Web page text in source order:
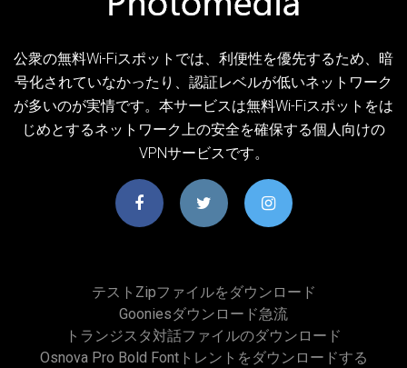
公衆の無料Wi-Fiスポットでは、利便性を優先するため、暗
号化されていなかったり、認証レベルが低いネットワーク
が多いのが実情です。本サービスは無料Wi-Fiスポットをは
じめとするネットワーク上の安全を確保する個人向けの
VPNサービスです。
テストzipファイルをダウンロード
Gooniesダウンロード急流
トランジスタ対話ファイルのダウンロード
Osnova Pro Bold Fontトレントをダウンロードする